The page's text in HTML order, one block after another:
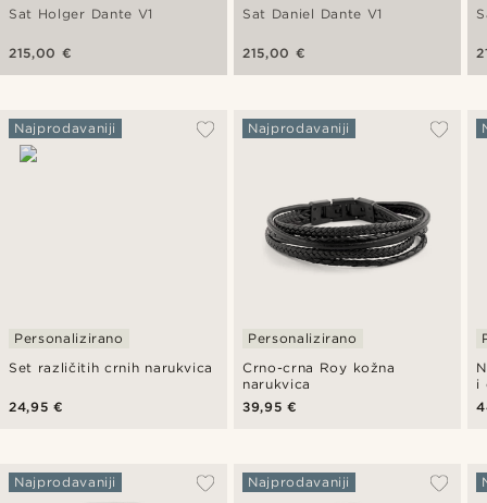
Sat Holger Dante V1
215,00 €
Sat Daniel Dante V1
215,00 €
Set različitih crnih narukvica
Najprodavaniji
Personalizirano
24,95 €
Crno-crna Roy kožna
narukvica
Najprodavaniji
Personalizirano
39,95 €
i
Najprodavaniji Najprodavaniji